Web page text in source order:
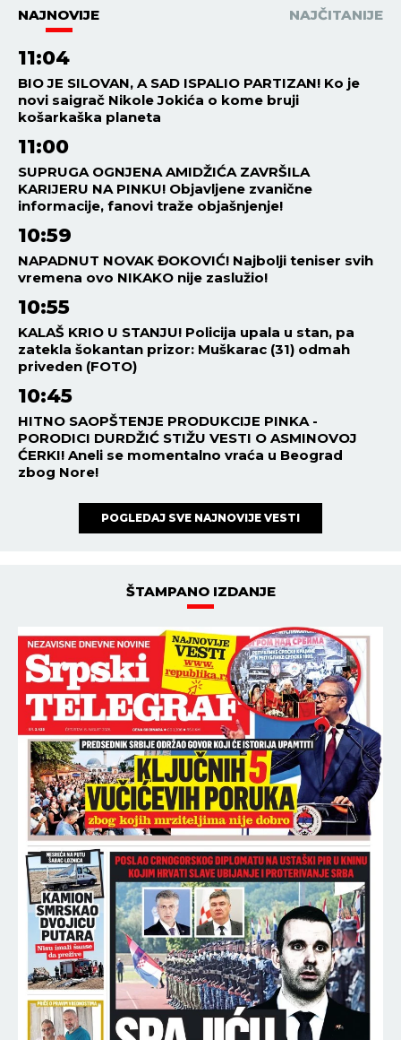
NAJNOVIJE NAJČITANIJE
11:04
BIO JE SILOVAN, A SAD ISPALIO PARTIZAN! Ko je
novi saigrač Nikole Jokića o kome bruji
košarkaška planeta
11:00
SUPRUGA OGNJENA AMIDŽIĆA ZAVRŠILA
KARIJERU NA PINKU! Objavljene zvanične
informacije, fanovi traže objašnjenje!
10:59
NAPADNUT NOVAK ĐOKOVIĆ! Najbolji teniser svih
vremena ovo NIKAKO nije zaslužio!
10:55
KALAŠ KRIO U STANJU! Policija upala u stan, pa
zatekla šokantan prizor: Muškarac (31) odmah
priveden (FOTO)
10:45
HITNO SAOPŠTENJE PRODUKCIJE PINKA -
PORODICI DURDŽIĆ STIŽU VESTI O ASMINOVOJ
ĆERKI! Aneli se momentalno vraća u Beograd
zbog Nore!
POGLEDAJ SVE NAJNOVIJE VESTI
ŠTAMPANO IZDANJE